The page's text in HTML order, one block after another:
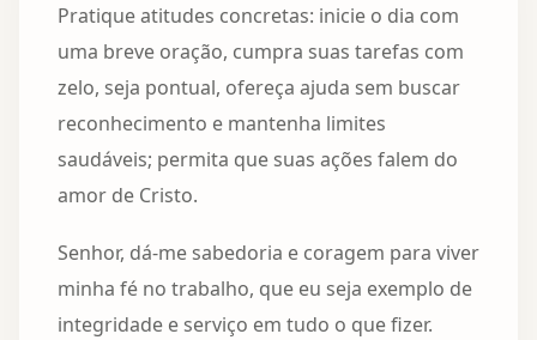
Pratique atitudes concretas: inicie o dia com
uma breve oração, cumpra suas tarefas com
zelo, seja pontual, ofereça ajuda sem buscar
reconhecimento e mantenha limites
saudáveis; permita que suas ações falem do
amor de Cristo.
Senhor, dá-me sabedoria e coragem para viver
minha fé no trabalho, que eu seja exemplo de
integridade e serviço em tudo o que fizer.